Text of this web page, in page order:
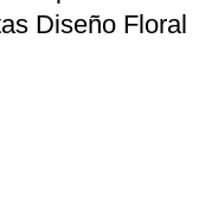
Diseño Floral